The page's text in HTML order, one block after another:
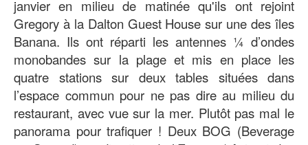
janvier en milieu de matinée qu'ils ont rejoint
Gregory à la Dalton Guest House sur une des îles
Banana. Ils ont réparti les antennes ¼ d’ondes
monobandes sur la plage et mis en place les
quatre stations sur deux tables situées dans
l’espace commun pour ne pas dire au milieu du
restaurant, avec vue sur la mer. Plutôt pas mal le
panorama pour trafiquer ! Deux BOG (Beverage